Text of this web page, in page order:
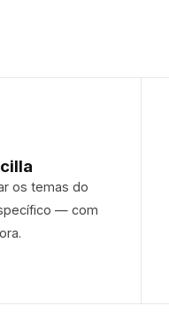
os temas do
— com